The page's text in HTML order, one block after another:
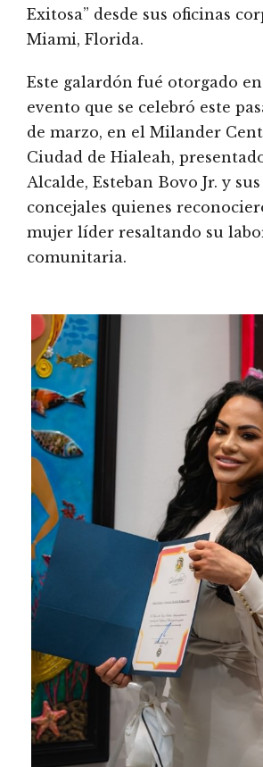
Exitosa” desde sus oficinas
Miami, Florida.
Este galardón fué otorgado
evento que se celebró este
de marzo, en el Milander
Ciudad de Hialeah,
Alcalde, Esteban Bovo Jr. y sus
concejales quienes
mujer líder resaltando su
comunitaria.